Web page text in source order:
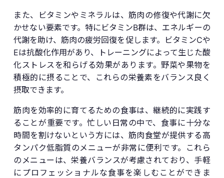
また、ビタミンやミネラルは、筋肉の修復や代謝に欠
かせない要素です。特にビタミンB群は、エネルギーの
代謝を助け、筋肉の疲労回復を促します。ビタミンCや
Eは抗酸化作用があり、トレーニングによって生じた酸
化ストレスを和らげる効果があります。野菜や果物を
積極的に摂ることで、これらの栄養素をバランス良く
摂取できます。
筋肉を効率的に育てるための食事は、継続的に実践す
ることが重要です。忙しい日常の中で、食事に十分な
時間を割けないという方には、筋肉食堂が提供する高
タンパク低脂質のメニューが非常に便利です。これら
のメニューは、栄養バランスが考慮されており、手軽
にプロフェッショナルな食事を楽しむことができま